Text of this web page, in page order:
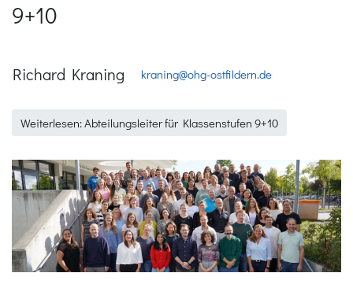
9+10
Richard Kraning kraning@ohg-ostfildern.de
Weiterlesen: Abteilungsleiter für Klassenstufen 9+10